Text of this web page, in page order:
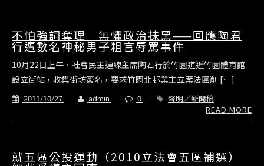
不怕強詞奪理 無懼政治抺黑——回應陶君
行遭數名神秘男子粗言辱罵事件
10月22日上午，社會民主連線主席陶君行於竹園道近竹園體育館
設立街站，收集街坊簽名，要求竹園北邨業主立案法團削 […]
2011/10/27 admin 0
聲明／新聞稿
READ MORE
就五區公投運動（2010立法會五區補選）